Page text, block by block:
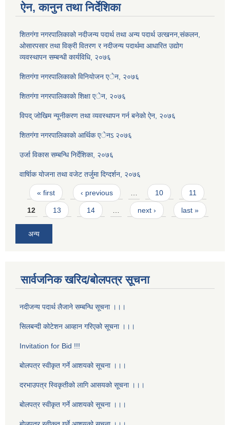
ऐन, कानुन तथा निर्देशिका
शितगंगा नगरपालिकाको नदीजन्य पदार्थ तथा अन्य पदार्थ उत्खनन,संकलन,
ओसारपसार तथा विक्री वितरण र नदीजन्य पदार्थमा आधारित उद्योग
व्यवस्थापन सम्बन्धी कार्यविधि, २०७६
शितगंगा नगरपालिकाकाे विनियाेजन एेन, २०७६
शितगंगा नगरपालिकाकाे शिक्षा एेन, २०७६
विपद् जोखिम न्यूनीकरण तथा व्यवस्थापन गर्न बनेको ऐन, २०७६
शितगंगा नगरपालिकाकाे आर्थिक एेनऽ २०७६
उर्जा विकास सम्बन्धि निर्देशिका, २०७६
वार्षािक योजना तथा वजेट तर्जुमा दिग्दर्शन, २०७६
Pages
« first ‹ previous 10 11
12 13 14 next › last »
अन्य
सार्वजनिक खरिद/बोलपत्र सूचना
नदीजन्य पदार्थ लैजाने सम्बन्धि सूचना ।।।
सिलबन्दी कोटेशन आव्हान गरिएको सूचना ।।।
Invitation for Bid !!!
बोलपत्र स्वीकृत गर्ने आशयको सूचना ।।।
दरभाउपत्र स्विकृतीको लागि आसयको सूचना ।।।
बोलपत्र स्वीकृत गर्ने आशयको सूचना ।।।